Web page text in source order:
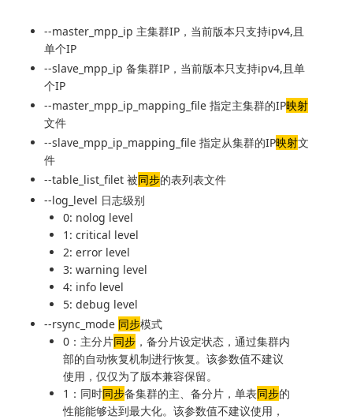
--master_mpp_ip 主集群IP，当前版本只支持ipv4,且
单个IP
--slave_mpp_ip 备集群IP，当前版本只支持ipv4,且单
个IP
--master_mpp_ip_mapping_file 指定主集群的IP映射
文件
--slave_mpp_ip_mapping_file 指定从集群的IP映射文
件
--table_list_filet 被同步的表列表文件
--log_level 日志级别
0: nolog level
1: critical level
2: error level
3: warning level
4: info level
5: debug level
--rsync_mode 同步模式
0：主分片同步 ，备分片设定状态，通过集群内
部的自动恢复机制进行恢复。该参数值不建议
使用，仅仅为了版本兼容保留。
1：同时同步备集群的主、备分片，单表同步的
性能能够达到最大化。该参数值不建议使用，